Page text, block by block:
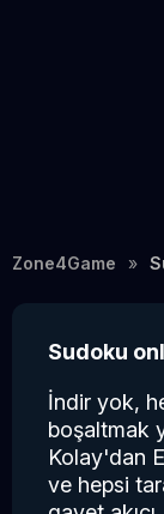
Zone4Game
Sudoku
İndir yok,
boşaltmak
Kolay'dan
ve hepsi